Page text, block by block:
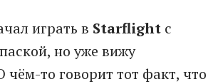
играть в Starflight с
но уже вижу
чём-то говорит тот факт, что